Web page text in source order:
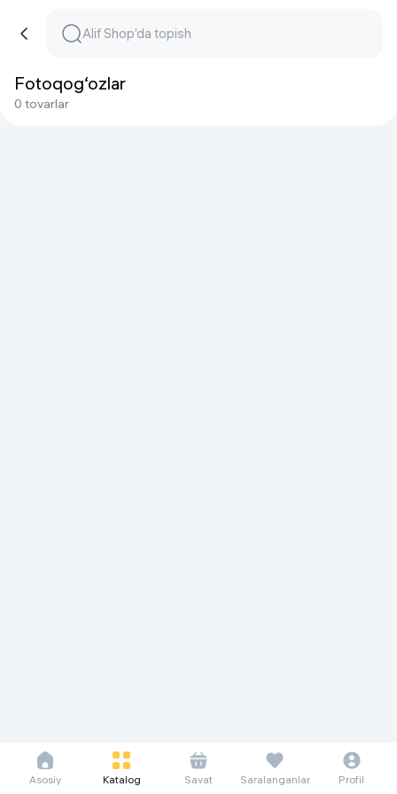
Fotoqog‘ozlar
0 tovarlar
Asosiy Katalog Savat Saralanganlar Profil